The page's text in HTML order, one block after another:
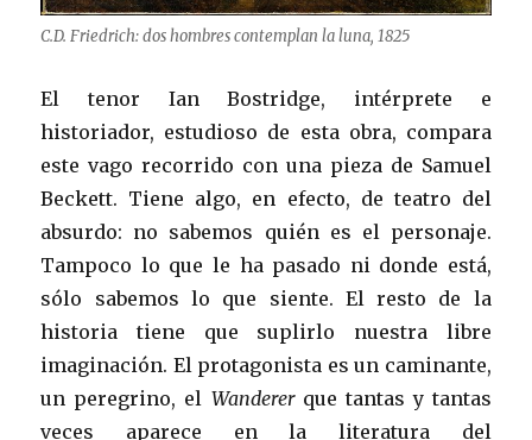
C.D. Friedrich: dos hombres contemplan la luna, 1825
El tenor Ian Bostridge, intérprete e
historiador, estudioso de esta obra, compara
este vago recorrido con una pieza de Samuel
Beckett. Tiene algo, en efecto, de teatro del
absurdo: no sabemos quién es el personaje.
Tampoco lo que le ha pasado ni donde está,
sólo sabemos lo que siente. El resto de la
historia tiene que suplirlo nuestra libre
imaginación. El protagonista es un caminante,
un peregrino, el Wanderer que tantas y tantas
veces aparece en la literatura del